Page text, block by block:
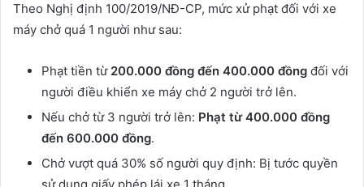
Theo Nghị định 100/2019/NĐ-CP, mức xử phạt đối với xe
máy chở quá 1 người như sau:
Phạt tiền từ 200.000 đồng đến 400.000 đồng đối với
người điều khiển xe máy chở 2 người trở lên.
Nếu chở từ 3 người trở lên: Phạt từ 400.000 đồng
đến 600.000 đồng.
Chở vượt quá 30% số người quy định: Bị tước quyền